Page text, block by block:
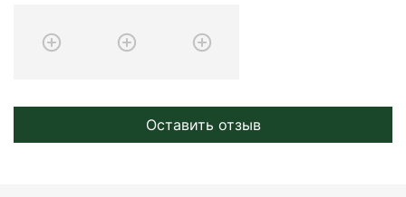
Оставить отзыв